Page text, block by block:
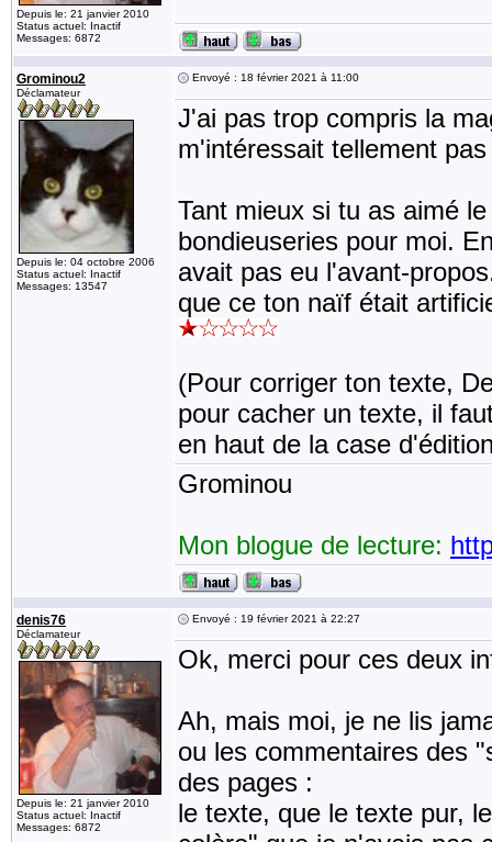
Depuis le: 21 janvier 2010
Status actuel: Inactif
Messages: 6872
Grominou2
Déclamateur
Depuis le: 04 octobre 2006
Status actuel: Inactif
Messages: 13547
Envoyé : 18 février 2021 à 11:00
J'ai pas trop compris la
m'intéressait tellement
Tant mieux si tu as aimé
bondieuseries pour moi.
avait pas eu l'avant-
que ce ton naïf était
(Pour corriger ton texte,
pour cacher un texte, il
en haut de la case
Grominou
Mon blogue de lecture:
denis76
Déclamateur
Depuis le: 21 janvier 2010
Status actuel: Inactif
Messages: 6872
Envoyé : 19 février 2021 à 22:27
Ok, merci pour ces deux
Ah, mais moi, je ne lis
ou les commentaires des
des pages :
le texte, que le texte pur,